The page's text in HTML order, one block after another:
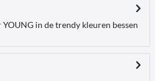
in de trendy kleuren bessen